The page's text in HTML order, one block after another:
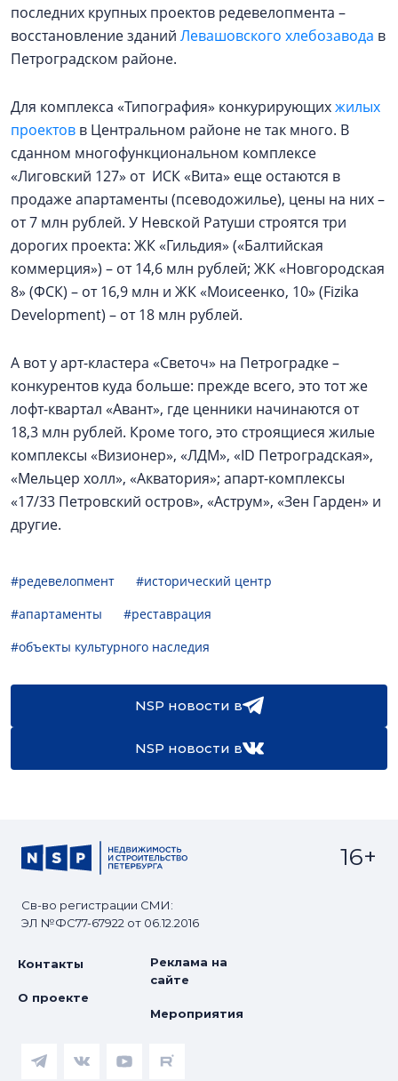
последних крупных проектов редевелопмента –
восстановление зданий Левашовского хлебозавода в
Петроградском районе.
Для комплекса «Типография» конкурирующихжилых
проектов в Центральном районе не так много. В
сданном многофункциональном комплексе
«Лиговский 127» от ИСК «Вита» еще остаются в
продаже апартаменты (псеводожилье), цены на них –
от 7 млн рублей. У Невской Ратуши строятся три
дорогих проекта: ЖК «Гильдия» («Балтийская
коммерция») – от 14,6 млн рублей; ЖК «Новгородская
8» (ФСК) – от 16,9 млн и ЖК «Моисеенко, 10» (Fizika
Development) – от 18 млн рублей.
А вот у арт-кластера «Светоч» на Петроградке –
конкурентов куда больше: прежде всего, это тот же
лофт-квартал «Авант», где ценники начинаются от
18,3 млн рублей. Кроме того, это строящиеся жилые
комплексы «Визионер», «ЛДМ», «ID Петроградская»,
«Мельцер холл», «Акватория»; апарт-комплексы
«17/33 Петровский остров», «Аструм», «Зен Гарден» и
другие.
#редевелопмент
#исторический центр
#апартаменты
#реставрация
#объекты культурного наследия
NSP новости в
NSP новости в
Св-во регистрации СМИ:
ЭЛ №ФС77-67922 от 06.12.2016
16+
Контакты
О проекте
Реклама на
сайте
Мероприятия